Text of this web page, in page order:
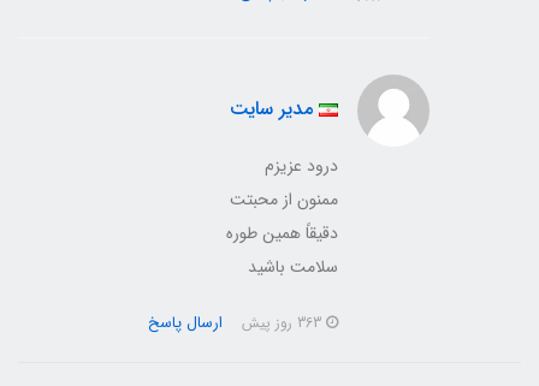
مدیر سایت
درود عزیزم
ممنون از محبتت
دقیقاً همین طوره
سلامت باشید
ارسال پاسخ